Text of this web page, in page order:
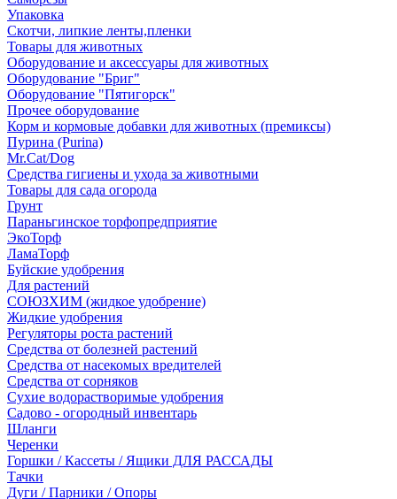
Упаковка
Скотчи, липкие ленты,пленки
Товары для животных
Оборудование и аксессуары для животных
Оборудование "Бриг"
Оборудование "Пятигорск"
Прочее оборудование
Корм и кормовые добавки для животных (премиксы)
Пурина (Purina)
Mr.Cat/Dog
Средства гигиены и ухода за животными
Товары для сада огорода
Грунт
Параньгинское торфопредприятие
ЭкоТорф
ЛамаТорф
Буйские удобрения
Для растений
СОЮЗХИМ (жидкое удобрение)
Жидкие удобрения
Регуляторы роста растений
Средства от болезней растений
Средства от насекомых вредителей
Средства от сорняков
Сухие водорастворимые удобрения
Садово - огородный инвентарь
Шланги
Черенки
Горшки / Кассеты / Ящики ДЛЯ РАССАДЫ
Тачки
Дуги / Парники / Опоры